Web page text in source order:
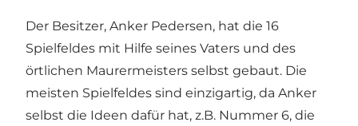
Der Besitzer, Anker Pedersen, hat die 16
Spielfeldes mit Hilfe seines Vaters und des
örtlichen Maurermeisters selbst gebaut. Die
meisten Spielfeldes sind einzigartig, da Anker
selbst die Ideen dafür hat, z.B. Nummer 6, die